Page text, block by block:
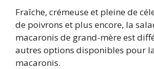
Fraîche, crémeuse et pleine de
de poivrons et plus encore, la
macaronis de grand-mère est
autres options disponibles pour
macaronis.